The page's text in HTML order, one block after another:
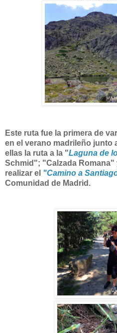
Este ruta fue la primera de
en el verano madrileño junto
ellas la ruta a la "Laguna de
Schmid"; "Calzada
realizar el "Camino a
Comunidad de Madrid.